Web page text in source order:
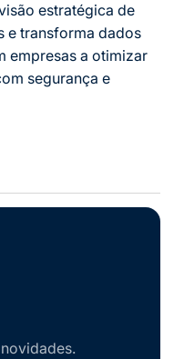
estratégica de
e transforma dados
empresas a otimizar
segurança e